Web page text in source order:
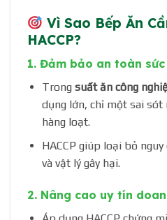
Vì Sao Bếp Ăn
HACCP?
1. Đảm bảo an toàn
Trong suất ăn công
dụng lớn, chỉ một sai sót
hàng loạt.
HACCP giúp loại bỏ
và vật lý gây hại.
2. Nâng cao uy tín